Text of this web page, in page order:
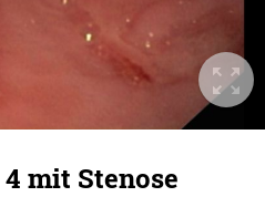
mit Stenose